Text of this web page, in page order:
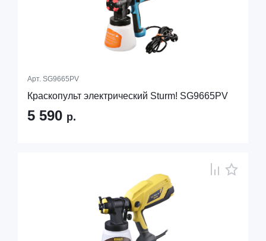
Арт. SG9665PV
Краскопульт электрический Sturm! SG9665PV
5 590 р.